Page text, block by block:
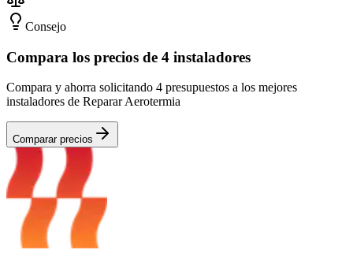
Consejo
Compara los precios de 4 instaladores
Compara y ahorra solicitando 4 presupuestos a los mejores
instaladores de Reparar Aerotermia
Comparar precios